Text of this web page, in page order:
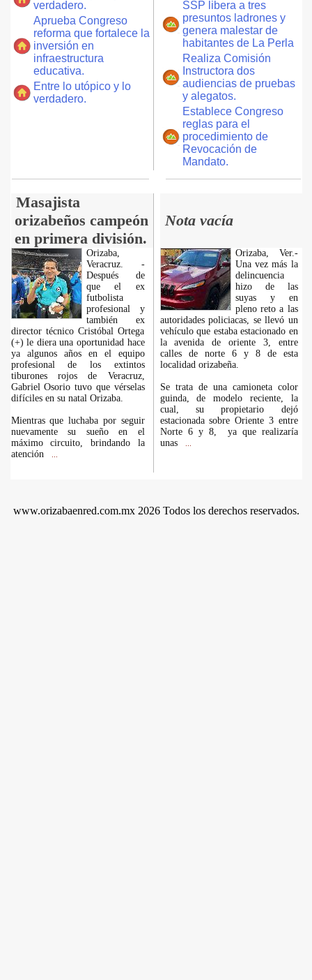
verdadero.
Aprueba Congreso
reforma que fortalece la
inversión en
infraestructura
educativa.
Entre lo utópico y lo
verdadero.
SSP libera a tres
presuntos ladrones y
genera malestar de
habitantes de La Perla
Realiza Comisión
Instructora dos
audiencias de pruebas
y alegatos.
Establece Congreso
reglas para el
procedimiento de
Revocación de
Mandato.
Masajista
orizabeños campeón
en primera división.
Nota vacía
Orizaba,
Veracruz. -
Después de
que el ex
futbolista
profesional y
también ex
director técnico Cristóbal Ortega
(+) le diera una oportunidad hace
ya algunos años en el equipo
profesional de los extintos
tiburones rojos de Veracruz,
Gabriel Osorio tuvo que vérselas
difíciles en su natal Orizaba.
Mientras que luchaba por seguir
nuevamente su sueño en el
máximo circuito, brindando la
atención
Orizaba, Ver.-
Una vez más la
delincuencia
hizo de las
suyas y en
pleno reto a las
autoridades policiacas, se llevó un
vehículo que estaba estacionado en
la avenida de oriente 3, entre
calles de norte 6 y 8 de esta
localidad orizabeña.
Se trata de una camioneta color
guinda, de modelo reciente, la
cual, su propietario dejó
estacionada sobre Oriente 3 entre
Norte 6 y 8, ya que realizaría
unas
www.orizabaenred.com.mx 2026 Todos los derechos reservados.